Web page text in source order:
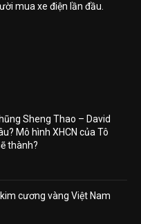
mua xe điện lần đầu.
Sheng Thao – David
Mô hình XHCN của Tô
thành?
cương vàng Việt Nam